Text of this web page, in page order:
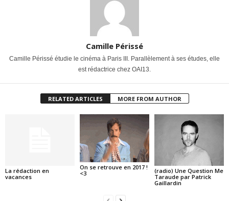
Camille Périssé
Camille Périssé étudie le cinéma à Paris III. Parallèlement à ses études, elle
est rédactrice chez OAI13.
RELATED ARTICLES MORE FROM AUTHOR
La rédaction en
vacances
On se retrouve en 2017 !
<3
(radio) Une Question Me
Taraude par Patrick
Gaillardin